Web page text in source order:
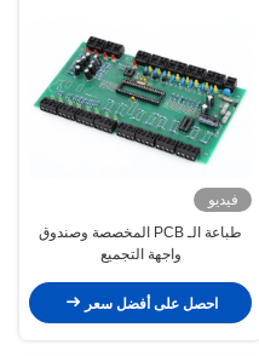
فيديو
طباعة الـ PCB المخصصة وصندوق
واجهة التجميع
احصل على أفضل سعر